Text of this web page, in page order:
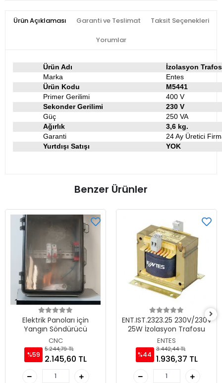
Ürün Açıklaması Garanti ve Teslimat Taksit Seçenekleri
Yorumlar
Ürün Adı
İzolasyon
Marka
Entes
Ürün Kodu
M5441
Primer Gerilimi
400 V
Sekonder Gerilimi
230 V
Güç
250 VA
Ağırlık
3,6 kg.
Garanti
24 Ay Üretici
Yurtdışı Satışı
YOK
Benzer Ürünler
Elektrik Panoları için
Yangın Söndürücü
CNC
%59
5.244,79 TL
2.145,60 TL
ENT.IST.2323.25 230V/230V
25W İzolasyon Trafosu
ENTES
%44
3.442,44 TL
1.936,37 TL